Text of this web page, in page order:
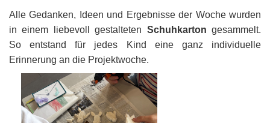
Alle Gedanken, Ideen und Ergebnisse der Woche wurden
in einem liebevoll gestalteten Schuhkarton gesammelt.
So entstand für jedes Kind eine ganz individuelle
Erinnerung an die Projektwoche.